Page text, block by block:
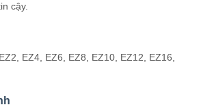
cậy.
EZ4, EZ6, EZ8, EZ10, EZ12, EZ16,